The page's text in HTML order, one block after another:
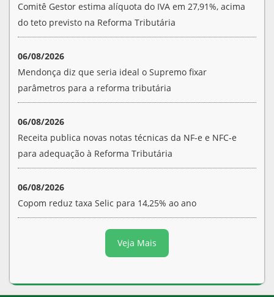
Comitê Gestor estima alíquota do IVA em 27,91%, acima
do teto previsto na Reforma Tributária
06/08/2026
Mendonça diz que seria ideal o Supremo fixar
parâmetros para a reforma tributária
06/08/2026
Receita publica novas notas técnicas da NF-e e NFC-e
para adequação à Reforma Tributária
06/08/2026
Copom reduz taxa Selic para 14,25% ao ano
Veja Mais